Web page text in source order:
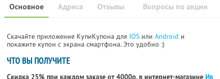
Основное Отзывы Вопросы по акции
Адреса
Скачайте приложение КупиКупона для IOS или Android и
покажите купон с экрана смартфона. Это удобно :)
ЧТО ВЫ ПОЛУЧИТЕ
Скидка 25% при каждом заказе от 4000р. в интернет-магазине Ив